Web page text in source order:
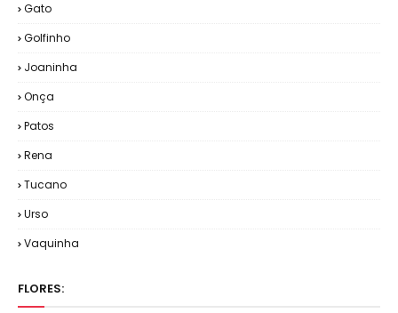
Gato
Golfinho
Joaninha
Onça
Patos
Rena
Tucano
Urso
Vaquinha
FLORES: